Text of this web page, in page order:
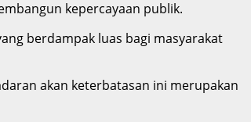
kepercayaan publik.
berdampak luas bagi masyarakat
akan keterbatasan ini merupakan